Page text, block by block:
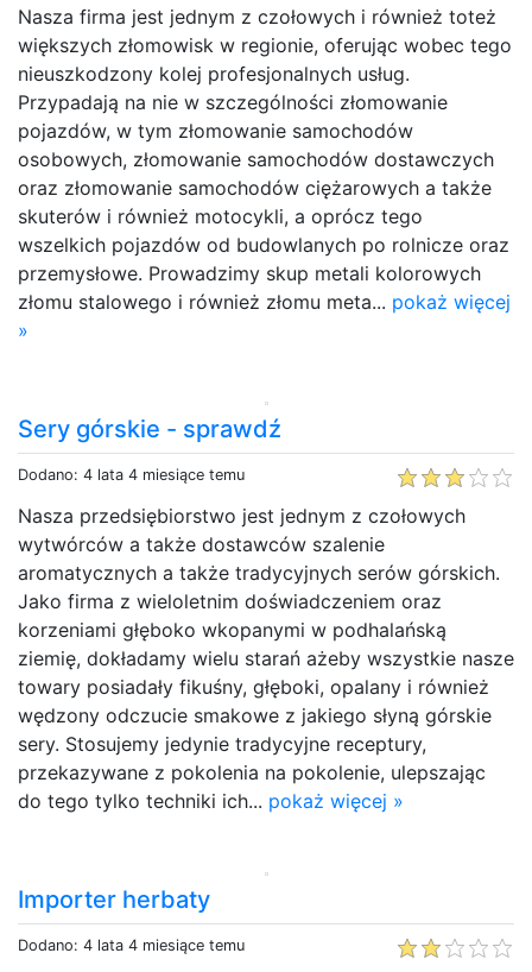
Nasza firma jest jednym z czołowych i również toteż
większych złomowisk w regionie, oferując wobec tego
nieuszkodzony kolej profesjonalnych usług.
Przypadają na nie w szczególności złomowanie
pojazdów, w tym złomowanie samochodów
osobowych, złomowanie samochodów dostawczych
oraz złomowanie samochodów ciężarowych a także
skuterów i również motocykli, a oprócz tego
wszelkich pojazdów od budowlanych po rolnicze oraz
przemysłowe. Prowadzimy skup metali kolorowych
złomu stalowego i również złomu meta... pokaż więcej
»
Sery górskie - sprawdź
Dodano: 4 lata 4 miesiące temu
Nasza przedsiębiorstwo jest jednym z czołowych
wytwórców a także dostawców szalenie
aromatycznych a także tradycyjnych serów górskich.
Jako firma z wieloletnim doświadczeniem oraz
korzeniami głęboko wkopanymi w podhalańską
ziemię, dokładamy wielu starań ażeby wszystkie nasze
towary posiadały fikuśny, głęboki, opalany i również
wędzony odczucie smakowe z jakiego słyną górskie
sery. Stosujemy jedynie tradycyjne receptury,
przekazywane z pokolenia na pokolenie, ulepszając
do tego tylko techniki ich... pokaż więcej »
Importer herbaty
Dodano: 4 lata 4 miesiące temu